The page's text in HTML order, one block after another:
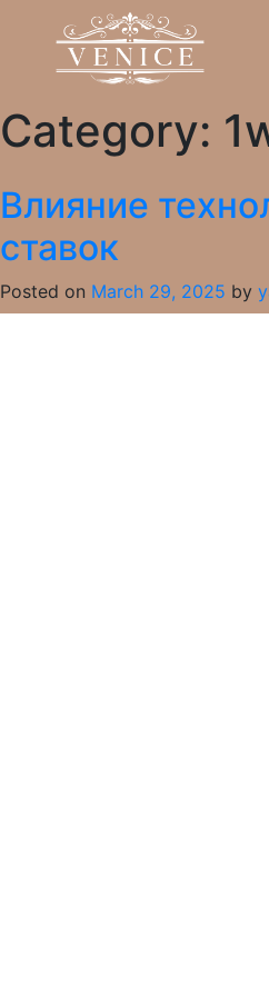
Category:
Влияние
ставок
Posted on March 29, 2025 by